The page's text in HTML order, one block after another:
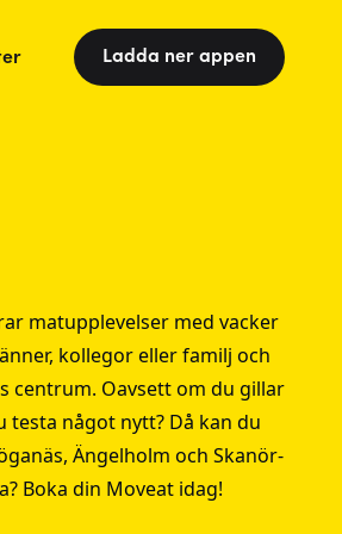
Ladda ner appen
matupplevelser med vacker
kollegor eller familj och
centrum. Oavsett om du gillar
något nytt? Då kan du
, Ängelholm och Skanör-
Boka din Moveat idag!